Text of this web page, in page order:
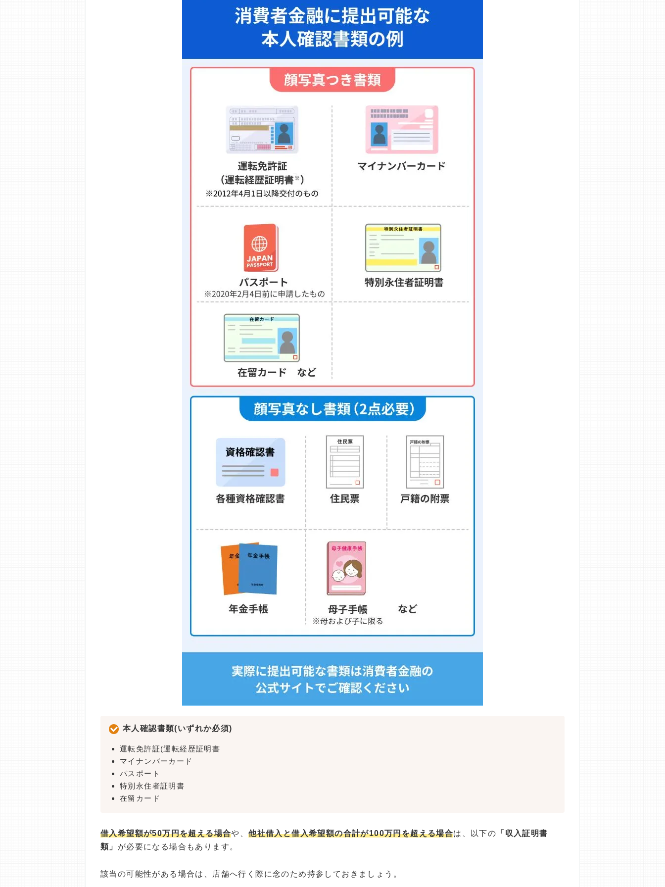
本人確認書類(いずれか必須)
運転免許証(運転経歴証明書
マイナンバーカード
パスポート
特別永住者証明書
在留カード
借入希望額が50万円を超える場合や、他社借入と借入希望額の合計が100万円を超える場合は、以下の 「収入証明書
類」 が必要になる場合もあります。
該当の可能性がある場合は、店舗へ行く際に念のため持参しておきましょう。